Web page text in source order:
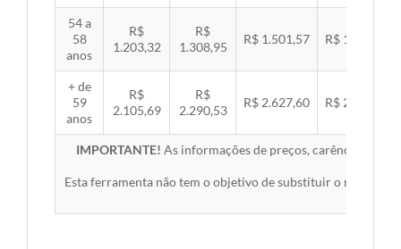
54 a
58
anos
R$
1.203,32
R$
1.308,95
R$ 1.501,57 R$ 1.547,38
+ de
59
anos
R$
2.105,69
R$
2.290,53
R$ 2.627,60 R$ 2.707,76
IMPORTANTE! As informações de preços, carências,
Esta ferramenta não tem o objetivo de substituir o material